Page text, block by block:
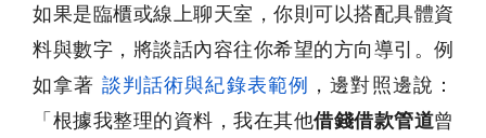
如果是臨櫃或線上聊天室，你則可以搭配具體資
料與數字，將談話內容往你希望的方向導引。例
如拿著 談判話術與紀錄表範例
，邊對照邊說：
「根據我整理的資料，我在其他借錢借款管道曾